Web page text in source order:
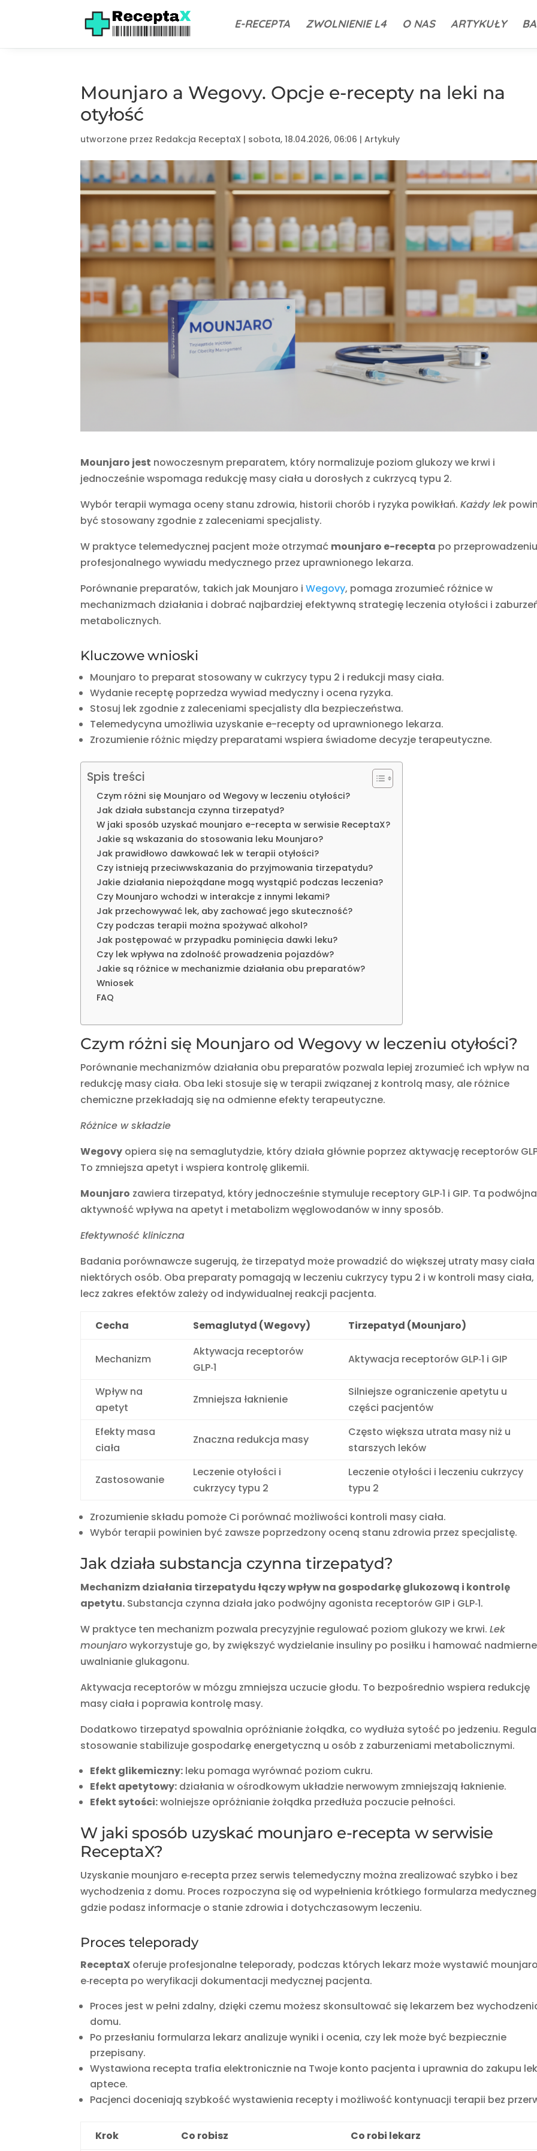
E-RECEPTA ZWOLNIENIE L4 O NAS ARTYKUŁY
Mounjaro a Wegovy. Opcje e-recepty na leki na
otyłość
utworzone przez Redakcja ReceptaX | sobota, 18.04.2026, 06:06 |Artykuły
Mounjaro jest nowoczesnym preparatem, który normalizuje poziom glukozy we krwi i
jednocześnie wspomaga redukcję masy ciała u dorosłych z cukrzycą typu 2.
Wybór terapii wymaga oceny stanu zdrowia, historii chorób i ryzyka powikłań.Każdy lek
być stosowany zgodnie z zaleceniami specjalisty.
W praktyce telemedycznej pacjent może otrzymać mounjaro e-recepta po przeprowadzeniu
profesjonalnego wywiadu medycznego przez uprawnionego lekarza.
Porównanie preparatów, takich jak Mounjaro iWegovy, pomaga zrozumieć różnice w
mechanizmach działania i dobrać najbardziej efektywną strategię leczenia otyłości i
metabolicznych.
Kluczowe wnioski
Mounjaro to preparat stosowany w cukrzycy typu 2 i redukcji masy ciała.
Wydanie receptę poprzedza wywiad medyczny i ocena ryzyka.
Stosuj lek zgodnie z zaleceniami specjalisty dla bezpieczeństwa.
Telemedycyna umożliwia uzyskanie e-recepty od uprawnionego lekarza.
Zrozumienie różnic między preparatami wspiera świadome decyzje terapeutyczne.
Spis treści
Czym różni się Mounjaro od Wegovy w leczeniu otyłości?
Jak działa substancja czynna tirzepatyd?
W jaki sposób uzyskać mounjaro e-recepta w serwisie ReceptaX?
Jakie są wskazania do stosowania leku Mounjaro?
Jak prawidłowo dawkować lek w terapii otyłości?
Czy istnieją przeciwwskazania do przyjmowania tirzepatydu?
Jakie działania niepożądane mogą wystąpić podczas leczenia?
Czy Mounjaro wchodzi w interakcje z innymi lekami?
Jak przechowywać lek, aby zachować jego skuteczność?
Czy podczas terapii można spożywać alkohol?
Jak postępować w przypadku pominięcia dawki leku?
Czy lek wpływa na zdolność prowadzenia pojazdów?
Jakie są różnice w mechanizmie działania obu preparatów?
Wniosek
FAQ
Czym różni się Mounjaro od Wegovy w leczeniu otyłości?
Porównanie mechanizmów działania obu preparatów pozwala lepiej zrozumieć ich wpływ na
redukcję masy ciała. Oba leki stosuje się w terapii związanej z kontrolą masy, ale różnice
chemiczne przekładają się na odmienne efekty terapeutyczne.
Różnice w składzie
Wegovy opiera się na semaglutydzie, który działa głównie poprzez aktywację receptorów
To zmniejsza apetyt i wspiera kontrolę glikemii.
Mounjaro zawiera tirzepatyd, który jednocześnie stymuluje receptory GLP‑1 i GIP. Ta podwójna
aktywność wpływa na apetyt i metabolizm węglowodanów w inny sposób.
Efektywność kliniczna
Badania porównawcze sugerują, że tirzepatyd może prowadzić do większej utraty masy ciała
niektórych osób. Oba preparaty pomagają w leczeniu cukrzycy typu 2 i w kontroli masy ciała,
lecz zakres efektów zależy od indywidualnej reakcji pacjenta.
Cecha Semaglutyd (Wegovy) Tirzepatyd (Mounjaro)
Mechanizm
Aktywacja receptorów
GLP‑1
Aktywacja receptorów GLP‑1 i GIP
Wpływ na
apetyt
Zmniejsza łaknienie
Silniejsze ograniczenie apetytu u
części pacjentów
Efekty masa
ciała
Znaczna redukcja masy
Często większa utrata masy niż u
starszych leków
Zastosowanie
Leczenie otyłości i
cukrzycy typu 2
Leczenie otyłości i leczeniu cukrzycy
typu 2
Zrozumienie składu pomoże Ci porównać możliwości kontroli masy ciała.
Wybór terapii powinien być zawsze poprzedzony oceną stanu zdrowia przez specjalistę.
Jak działa substancja czynna tirzepatyd?
Mechanizm działania tirzepatydu łączy wpływ na gospodarkę glukozową i kontrolę
apetytu. Substancja czynna działa jako podwójny agonista receptorów GIP i GLP‑1.
W praktyce ten mechanizm pozwala precyzyjnie regulować poziom glukozy we krwi.Lek
mounjarowykorzystuje go, by zwiększyć wydzielanie insuliny po posiłku i hamować nadmierne
uwalnianie glukagonu.
Aktywacja receptorów w mózgu zmniejsza uczucie głodu. To bezpośrednio wspiera redukcję
masy ciała i poprawia kontrolę masy.
Dodatkowo tirzepatyd spowalnia opróżnianie żołądka, co wydłuża sytość po jedzeniu.
stosowanie stabilizuje gospodarkę energetyczną u osób z zaburzeniami metabolicznymi.
Efekt glikemiczny: leku pomaga wyrównać poziom cukru.
Efekt apetytowy: działania w ośrodkowym układzie nerwowym zmniejszają łaknienie.
Efekt sytości:wolniejsze opróżnianie żołądka przedłuża poczucie pełności.
W jaki sposób uzyskać mounjaro e-recepta w serwisie
ReceptaX?
Uzyskanie mounjaro e‑recepta przez serwis telemedyczny można zrealizować szybko i bez
wychodzenia z domu. Proces rozpoczyna się od wypełnienia krótkiego formularza
gdzie podasz informacje o stanie zdrowia i dotychczasowym leczeniu.
Proces teleporady
ReceptaX oferuje profesjonalne teleporady, podczas których lekarz może wystawić mounjaro
e‑recepta po weryfikacji dokumentacji medycznej pacjenta.
Proces jest w pełni zdalny, dzięki czemu możesz skonsultować się lekarzem bez
domu.
Po przesłaniu formularza lekarz analizuje wyniki i ocenia, czy lek może być bezpiecznie
przepisany.
Wystawiona recepta trafia elektronicznie na Twoje konto pacjenta i uprawnia do zakupu
aptece.
Pacjenci doceniają szybkość wystawienia recepty i możliwość kontynuacji terapii bez
Krok Co robisz Co robi lekarz